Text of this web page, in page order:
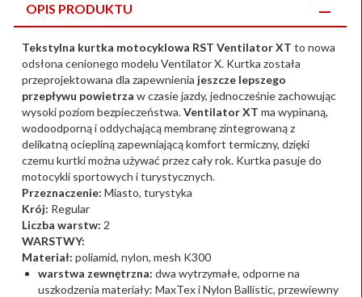
OPIS PRODUKTU
Tekstylna kurtka motocyklowa RST Ventilator XT to nowa
odsłona cenionego modelu Ventilator X. Kurtka została
przeprojektowana dla zapewnienia jeszcze lepszego
przepływu powietrza w czasie jazdy, jednocześnie zachowując
wysoki poziom bezpieczeństwa.Ventilator XT ma wypinaną,
wodoodporną i oddychającą membranę zintegrowaną z
delikatną ociepliną zapewniającą komfort termiczny, dzięki
czemu kurtki można używać przez cały rok. Kurtka pasuje do
motocykli sportowych i turystycznych.
Przeznaczenie: Miasto, turystyka
Krój: Regular
Liczba warstw: 2
WARSTWY:
Materiał: poliamid, nylon, mesh K300
warstwa zewnętrzna: dwa wytrzymałe, odporne na
uszkodzenia materiały: MaxTex i Nylon Ballistic, przewiewny